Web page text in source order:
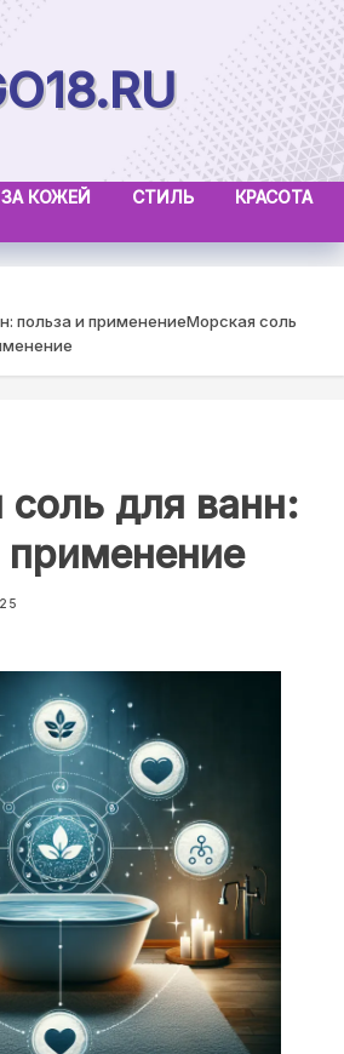
КОЖЕЙ СТИЛЬ
КРАСОТА
польза и применениеМорская соль
для ванн:
применение